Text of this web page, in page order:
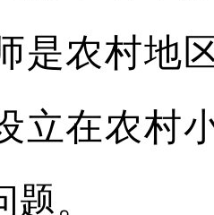
是农村地
立在农村
。